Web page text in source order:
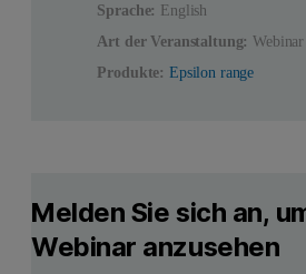
Sprache: English
Art der Veranstaltung:
Produkte: Epsilon range
Melden Sie sich an,
Webinar anzusehen